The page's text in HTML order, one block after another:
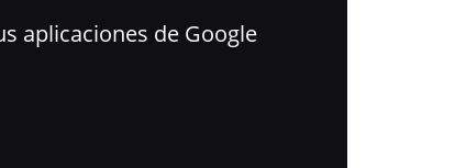
aplicaciones de Google